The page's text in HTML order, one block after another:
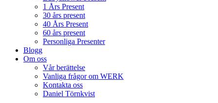
1 Års Present
30 års present
40 Års Present
60 års present
Personliga Presenter
Blogg
Om oss
Vår berättelse
Vanliga frågor om WERK
Kontakta oss
Daniel Törnkvist